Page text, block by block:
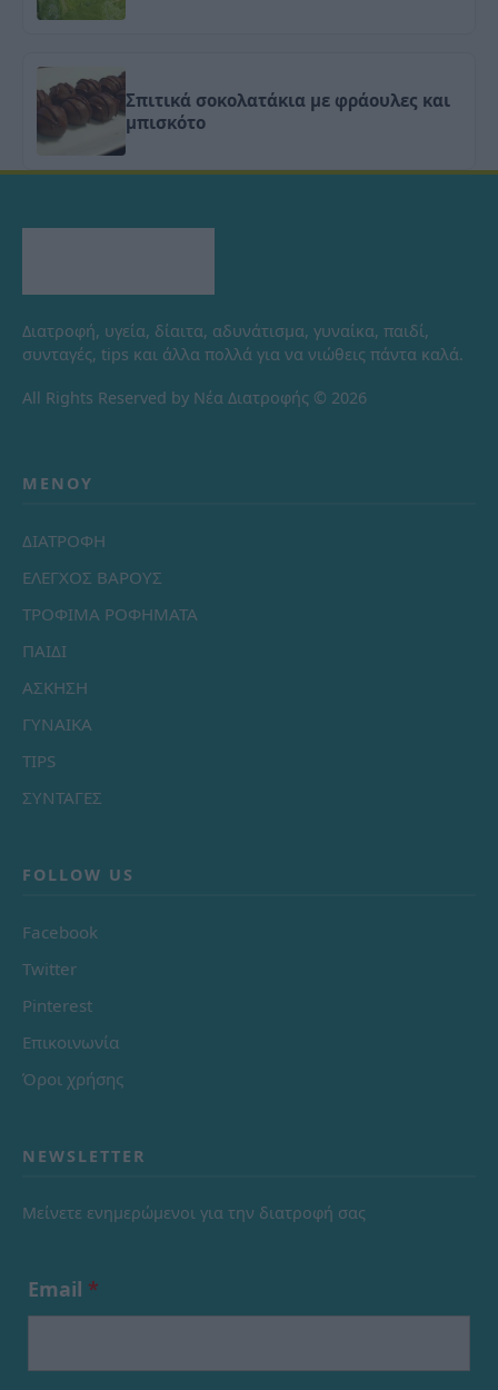
Σπιτικά σοκολατάκια με φράουλες και
μπισκότο
Διατροφή, υγεία, δίαιτα, αδυνάτισμα, γυναίκα, παιδί,
συνταγές, tips και άλλα πολλά για να νιώθεις πάντα καλά.
All Rights Reserved by Νέα Διατροφής © 2026
ΜΕΝΟΎ
ΔΙΑΤΡΟΦΗ
ΕΛΕΓΧΟΣ ΒΑΡΟΥΣ
ΤΡΟΦΙΜΑ ΡΟΦΗΜΑΤΑ
ΠΑΙΔΙ
ΑΣΚΗΣΗ
ΓΥΝΑΙΚΑ
TIPS
ΣΥΝΤΑΓΕΣ
FOLLOW US
Facebook
Twitter
Pinterest
Επικοινωνία
Όροι χρήσης
NEWSLETTER
Μείνετε ενημερώμενοι για την διατροφή σας
Email *